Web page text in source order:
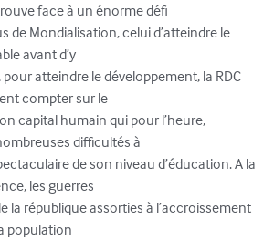
face à un énorme défi
de Mondialisation, celui d’atteindre le
avant d’y
atteindre le développement, la RDC
compter sur le
capital humain qui pour l’heure,
difficultés à
de son niveau d’éducation. A la
les guerres
la république assorties à l’accroissement
population